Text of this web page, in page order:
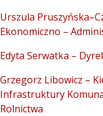
Urszula
Ekonomiczno –
Edyta Serwatka –
Grzegorz Libowicz –
Infrastruktury
Rolnictwa